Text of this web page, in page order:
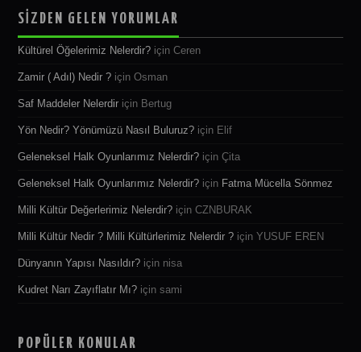
SİZDEN GELEN YORUMLAR
Kültürel Öğelerimiz Nelerdir? içinCeren
Zamir ( Adıl) Nedir ? içinOsman
Saf Maddeler Nelerdir için Bertug
Yön Nedir? Yönümüzü Nasıl Buluruz? için Elif
Geleneksel Halk Oyunlarımız Nelerdir? içinÇita
Geleneksel Halk Oyunlarımız Nelerdir? için Fatma Mücella Sönmez
Milli Kültür Değerlerimiz Nelerdir? içinCZNBURAK
Milli Kültür Nedir ? Milli Kültürlerimiz Nelerdir ? içinYUSUF EREN
Dünyanın Yapısı Nasıldır? için nisa
Kudret Narı Zayıflatır Mı? içinsami
POPÜLER KONULAR